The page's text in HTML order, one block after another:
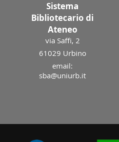
Sistema
Bibliotecario di
Ateneo
via Saffi, 2
61029 Urbino
email:
sba@uniurb.it